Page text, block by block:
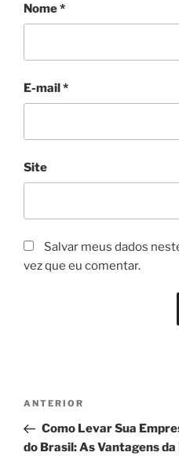
Nome*
E-mail*
Site
Salvar meus dados
vez que eu comentar.
Navegação
Post
Post
anterior
ANTERIOR
Como Levar Sua
do Brasil: As Vantagens